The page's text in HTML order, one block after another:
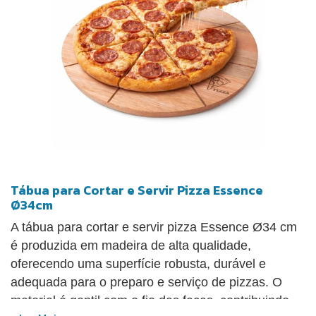
Tábua para Cortar e Servir Pizza Essence
Ø34cm
A tábua para cortar e servir pizza Essence Ø34 cm
é produzida em madeira de alta qualidade,
oferecendo uma superfície robusta, durável e
adequada para o preparo e serviço de pizzas. O
material é gentil com o fio das facas, contribuindo